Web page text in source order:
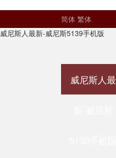
简体 繁体
威尼斯人最新-威尼斯5139手机版
威尼斯人最